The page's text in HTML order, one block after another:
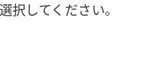
択してください。